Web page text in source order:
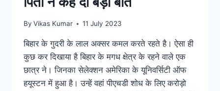
By Vikas Kumar 11 July 2023
बिहार के गुदरी के लाल अक्सर कमल करते रहते है। ऐसा ही
कुछ कर दिखाया है बिहार के मगध क्षेत्र के रहने वाले एक
छात्र ने। जिनका सेलेक्शन अमेरिका के यूनिवर्सिटी ऑफ
हयूस्टन में हुआ है। उन्हें वहां पीएचडी शोध के लिए करोड़ो